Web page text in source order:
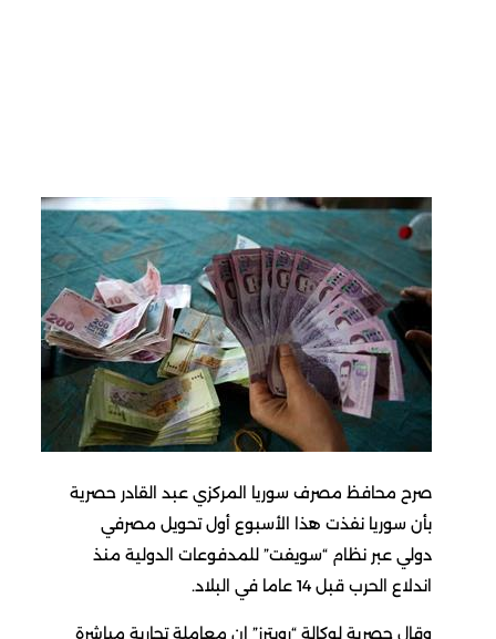
صرح محافظ مصرف سوريا المركزي عبد القادر حصرية
بأن سوريا نفذت هذا الأسبوع أول تحويل مصرفي
دولي عبر نظام “سويفت” للمدفوعات الدولية منذ
اندلاع الحرب قبل 14 عاما في البلاد.
وقال حصرية لوكالة “رويترز” إن معاملة تجارية مباشرة